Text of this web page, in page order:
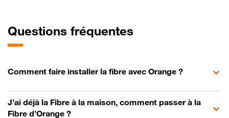
Questions fréquentes
Comment faire installer la fibre avec Orange ?
J’ai déjà la Fibre à la maison, comment passer à la
Fibre d’Orange ?